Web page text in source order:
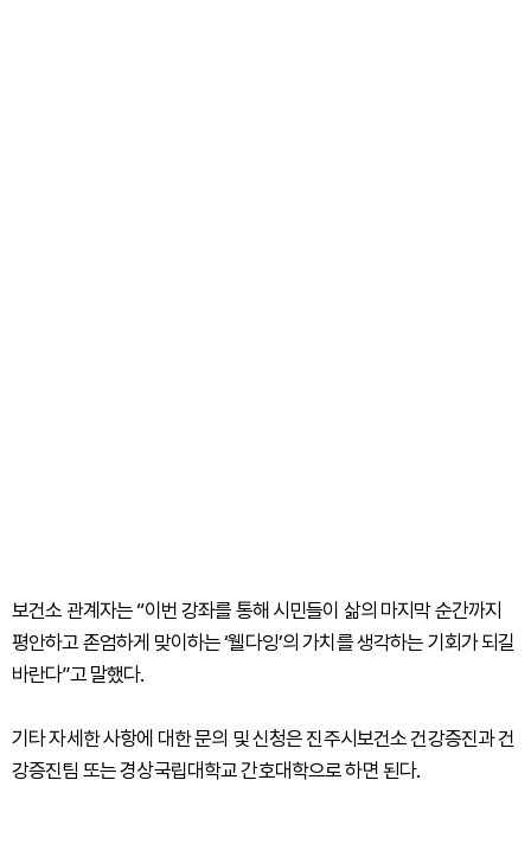
보건소 관계자는 “이번 강좌를 통해 시민들이 삶의 마지막 순간까지
평안하고 존엄하게 맞이하는 ‘웰다잉’의 가치를 생각하는 기회가 되길
바란다”고 말했다.
기타 자세한 사항에 대한 문의 및 신청은 진주시보건소 건강증진과 건
강증진팀 또는 경상국립대학교 간호대학으로 하면 된다.